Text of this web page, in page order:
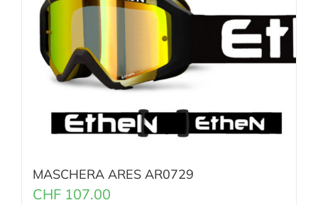
MASCHERA ARES AR0729
CHF 107.00